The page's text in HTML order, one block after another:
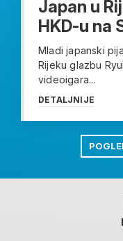
Japan u
HKD-u na
Mladi japanski
Rijeku glazbu
videoigara...
DETALJNIJE